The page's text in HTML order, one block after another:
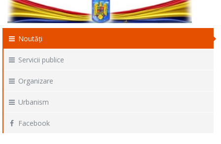
Noutăți
Servicii publice
Organizare
Urbanism
Facebook